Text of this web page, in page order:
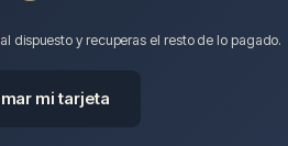
dispuesto y recuperas el resto de lo pagado.
mi tarjeta